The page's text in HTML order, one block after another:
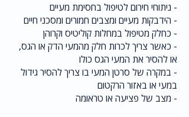
- ניתוחי חירום לטיפול בחסימת מעיים
- הידבקות מעיים ומצבים חמורים ומסכני חיים
- כחלק מטיפול במחלות קוליטיס וקרוהן
- כאשר צריך לכרות חלק מהמעי הדק או הגס,
או להסיר את המעי הגס כולו
- במקרה של סרטן המעי בו צריך להסיר גידול
במעי או באזור הרקטום
- מצב של פציעה או טראומה